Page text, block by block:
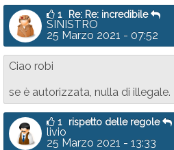
1 Re: Re: incredibile
SINISTRO
25 Marzo 2021 - 07:52
Ciao robi
se è autorizzata, nulla di illegale.
1 rispetto delle regole
livio
25 Marzo 2021 - 13:33